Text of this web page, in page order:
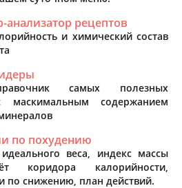
анализатор рецептов
и химический состав
самых полезных
маскимальным содержанием
по похудению
веса, индекс массы
коридора калорийности,
по снижению, план действий.